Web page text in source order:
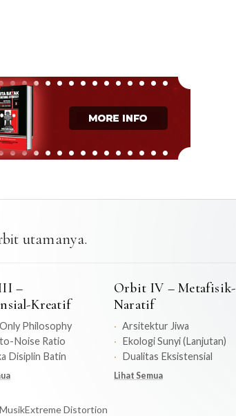
utamanya.
–
Kreatif
Philosophy
Noise Ratio
Disiplin Batin
Orbit IV – Metafisik-
Naratif
Arsitektur Jiwa
Ekologi Sunyi (Lanjutan)
Dualitas Eksistensial
Lihat Semua
Extreme Distortion